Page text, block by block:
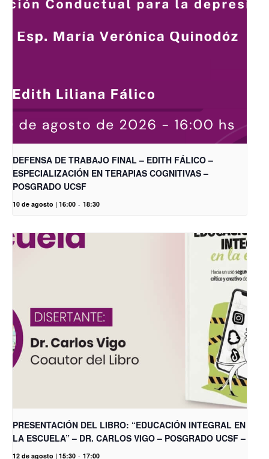
DEFENSA DE TRABAJO FINAL – EDITH FÁLICO –
ESPECIALIZACIÓN EN TERAPIAS COGNITIVAS –
POSGRADO UCSF
10 de agosto | 16:00 - 18:30
PRESENTACIÓN DEL LIBRO: “EDUCACIÓN INTEGRAL EN
LA ESCUELA” – DR. CARLOS VIGO – POSGRADO UCSF –
12 de agosto | 15:30 - 17:00